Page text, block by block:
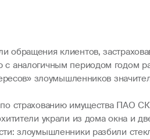
обращения клиентов,
аналогичным периодом годом
злоумышленников
страхованию имущества ПАО
украли из дома окна и
злоумышленники разбили